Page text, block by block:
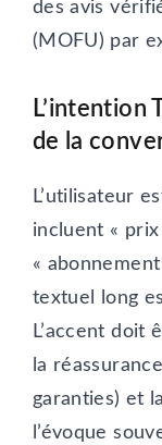
des avis
(MOFU) par
L’intention
de la
L’utilisateur
incluent « prix
«
textuel long
L’accent doit
la
garanties) et
l’évoque